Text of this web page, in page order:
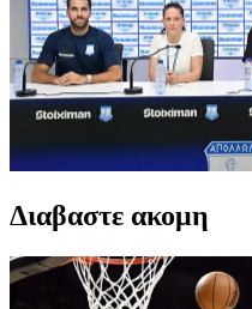
Διαβαστε ακομη